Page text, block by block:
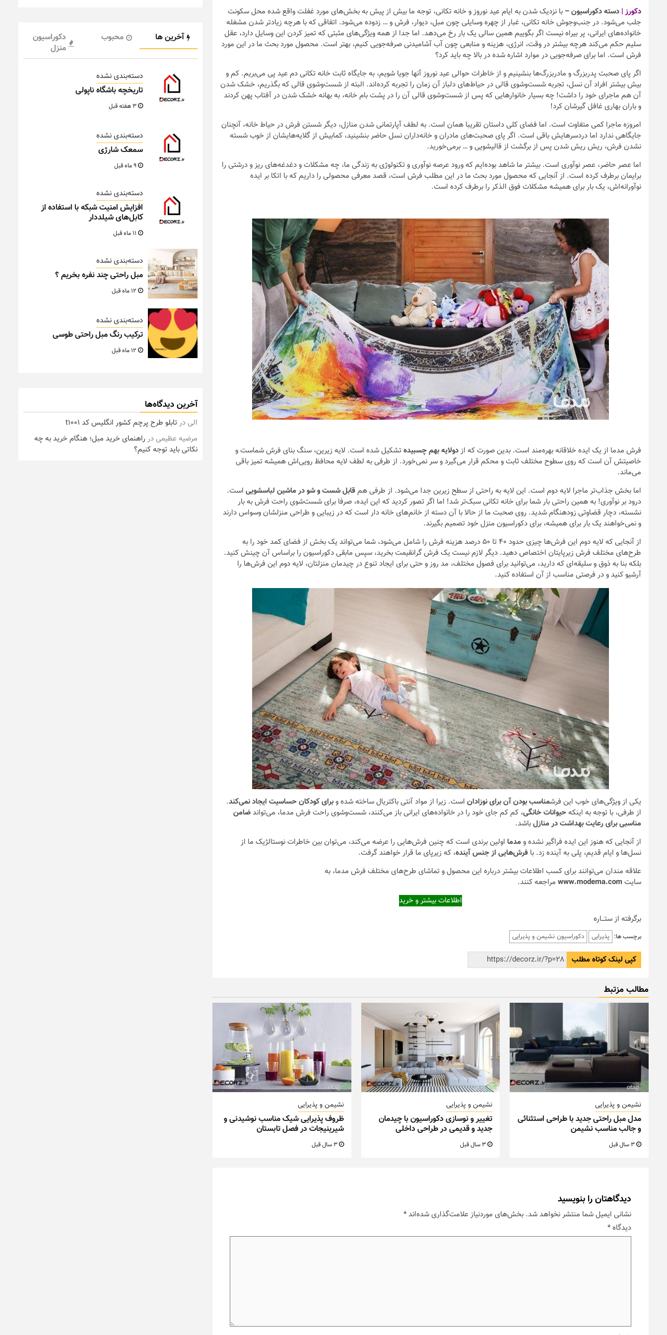
دکورز | دسته دکوراسیون – با نزدیک شدن به ایام عید نوروز و خانه تکانی، توجه ما بیش از پیش به بخش‌های مورد غفلت واقع شده محل سکونت
جلب می‌شود. در جنب‌وجوش خانه تکانی، غبار از چهره وسایلی چون مبل، دیوار، فرش و … زدوده می‌شود. اتفاقی که با هرچه زیادتر شدن مشغله
خانواده‌های ایرانی، پر بیراه نیست اگر بگوییم همین سالی یک ‌بار رخ می‌دهد. اما جدا از همه ویژگی‌های مثبتی که تمیز کردن این وسایل دارد، عقل
سلیم حکم می‌کند هرچه بیشتر در وقت، انرژی، هزینه و منابعی چون آب آشامیدنی صرفه‌جویی کنیم، بهتر است. محصول مورد بحث ما در این مورد
فرش است. اما برای صرفه‌جویی در موارد اشاره شده در بالا چه باید کرد؟
اگر پای صحبت پدربزرگ و مادربزرگ‌ها بنشینیم و از خاطرات حوالی عید نوروز آنها جویا شویم، به جایگاه ثابت خانه تکانی دم عید پی می‌بریم. کم و
بیش بیشتر افراد آن نسل، تجربه شست‌وشوی قالی در حیاط‌های دلباز آن زمان را تجربه کرده‌اند. البته از شست‌وشوی قالی که بگذریم، خشک شدن
آن هم ماجرای خود را داشت! چه بسیار خانوارهایی که پس از شست‌وشوی قالی آن را در پشت بام خانه، به بهانه خشک شدن در آفتاب پهن کردند
و باران بهاری غافل گیرشان کرد!
امروزه ماجرا کمی متفاوت است. اما فضای کلی داستان تقریبا همان است. به لطف آپارتمانی شدن منازل، دیگر شستن فرش در حیاط خانه، آنچنان
جایگاهی ندارد اما دردسرهایش باقی است. اگر پای صحبت‌های مادران و خانه‌داران نسل حاضر بنشینید، کمابیش از گلایه‌هایشان از خوب شسته
نشدن فرش، ریش ریش شدن پس از برگشت از قالیشویی و … برمی‌خورید.
اما عصر حاضر، عصر نوآوری است. بیشتر ما شاهد بوده‌ایم که ورود عرصه نوآوری و تکنولوژی به زندگی ما، چه مشکلات و دغدغه‌های ریز و درشتی را
برایمان برطرف کرده است. از آنجایی که محصول مورد بحث ما در این مطلب فرش است، قصد معرفی محصولی را داریم که با اتکا بر ایده
نوآورانه‌اش، یک بار برای همیشه مشکلات فوق الذکر را برطرف کرده است.
فرش مدما از یک ایده خلاقانه بهره‌مند است. بدین صورت که ازدولایه بهم چسبیدهتشکیل شده است. لایه زیرین، سنگ بنای فرش شماست و
خاصیتش آن است که روی سطوح مختلف ثابت و محکم قرار می‌گیرد و سر نمی‌خورد. از طرفی به لطف لایه محافظ رویی‌اش همیشه تمیز باقی
می‌ماند.
اما بخش جذاب‌تر ماجرا لایه دوم است. این لایه به راحتی از سطح زیرین جدا می‌شود. از طرفی همقابل شست و شو در ماشین لباسشویی است.
درود بر نوآوری! به همین راحتی بار شما برای خانه تکانی سبک‌تر شد! اما اگر تصور کردید که این ایده، صرفا برای شست‌شوی راحت فرش به بار
نشسته، دچار قضاوتی زودهنگام شدید. روی صحبت ما از حالا با آن دسته از خانم‌های خانه دار است که در زیبایی و طراحی منزلشان وسواس دارند
و نمی‌خواهند یک بار برای همیشه، برای دکوراسیون منزل خود تصمیم بگیرند.
از آنجایی که لایه دوم این فرش‌ها چیزی حدود ۴۰ تا ۵۰ درصد هزینه فرش را شامل می‌شود، شما می‌تواند یک بخش از فضای کمد خود را به
طرح‌های مختلف فرش زیرپایتان اختصاص دهید. دیگر لازم نیست یک فرش گرانقیمت بخرید، سپس مابقی دکوراسیون را براساس آن چینش کنید.
بلکه بنا به ذوق و سلیقه‌ای که دارید، می‌توانید برای فصول مختلف، مد روز و حتی برای ایجاد تنوع در چیدمان منزلتان، لایه دوم این فرش‌ها را
آرشیو کنید و در فرصتی مناسب از آن استفاده کنید.
یکی از ویژگی‌های خوب این فرشمناسب بودن آن برای نوزادان است. زیرا از مواد آنتی باکتریال ساخته شده وبرای کودکان حساسیت ایجاد نمی‌کند.
از طرفی، با توجه به اینکهحیوانات خانگی، کم کم جای خود را در خانواده‌های ایرانی باز می‌کنند، شست‌وشوی راحت فرش مدما، می‌تواندضامن
مناسبی برای رعایت بهداشت در منازلباشد.
از آنجایی که هنوز این ایده فراگیر نشده ومدما اولین برندی است که چنین فرش‌هایی را عرضه می‌کند، می‌توان بین خاطرات نوستالژیک ما از
نسل‌ها و ایام قدیم، پلی به آینده زد. با فرش‌هایی از جنس آینده، که زیرپای ما قرار خواهند گرفت.
علاقه مندان می‌توانند برای کسب اطلاعات بیشتر درباره این محصول و تماشای طرح‌های مختلف فرش مدما، به
سایتwww.modema.com مراجعه کنند.
اطلاعات بیشتر و خرید
برگرفته از ستـــاره
برچسب ها: پذیرایی دکوراسیون نشیمن و پذیرایی
کپی لینک کوتاه مطلب
مطالب مزتبط
نشیمن و پذیرایی
مدل مبل راحتی جدید با طراحی استثنائی
و جالب مناسب نشیمن
نشیمن و پذیرایی
تغییر و نوسازی دکوراسیون با چیدمان
جدید و قدیمی در طراحی داخلی
3 سال قبل
نشیمن و پذیرایی
ظروف پذیرایی شیک مناسب نوشیدنی و
شیرینیجات در فصل تابستان
3 سال قبل
دیدگاهتان را بنویسید
نشانی ایمیل شما منتشر نخواهد شد. بخش‌های موردنیاز علامت‌گذاری شده‌اند*
دیدگاه*
آخرین ها محبوب
دکوراسیون
منزل
دسته‌بندی نشده
تاریخچه باشگاه ناپولی
دسته‌بندی نشده
سمعک شارژی
دسته‌بندی نشده
افزایش امنیت شبکه با استفاده از
کابل‌های شیلددار
دسته‌بندی نشده
مبل راحتی چند نفره بخریم ؟
دسته‌بندی نشده
ترکیب رنگ مبل راحتی طوسی
آخرین دیدگاه‌ها
الیدرتابلو طرح پرچم کشور انگلیس کد t1001
مرضیه عظیمیدر راهنمای خرید مبل؛ هنگام خرید به چه
نکاتی باید توجه کنیم؟